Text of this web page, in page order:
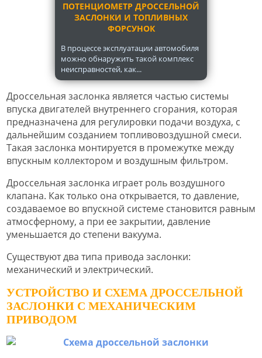
ПОТЕНЦИОМЕТР ДРОССЕЛЬНОЙ
ЗАСЛОНКИ И ТОПЛИВНЫХ
ФОРСУНОК
В процессе эксплуатации автомобиля
можно обнаружить такой комплекс
неисправностей, как...
Дроссельная заслонка является частью системы
впуска двигателей внутреннего сгорания, которая
предназначена для регулировки подачи воздуха, с
дальнейшим созданием топливовоздушной смеси.
Такая заслонка монтируется в промежутке между
впускным коллектором и воздушным фильтром.
Дроссельная заслонка играет роль воздушного
клапана. Как только она открывается, то давление,
создаваемое во впускной системе становится равным
атмосферному, а при ее закрытии, давление
уменьшается до степени вакуума.
Существуют два типа привода заслонки:
механический и электрический.
УСТРОЙСТВО И СХЕМА ДРОССЕЛЬНОЙ
ЗАСЛОНКИ С МЕХАНИЧЕСКИМ
ПРИВОДОМ